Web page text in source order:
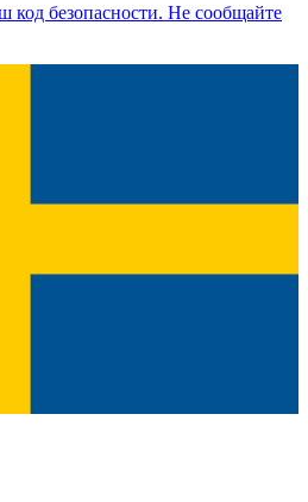
код безопасности. Не сообщайте